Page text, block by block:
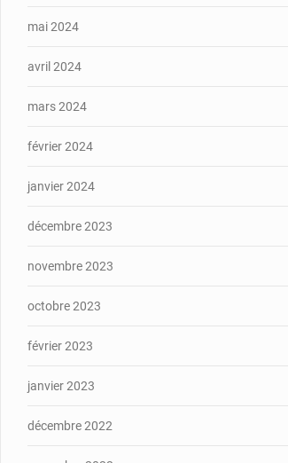
mai 2024
avril 2024
mars 2024
février 2024
janvier 2024
décembre 2023
novembre 2023
octobre 2023
février 2023
janvier 2023
décembre 2022